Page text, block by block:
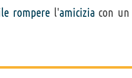
romperel'amicizia con un